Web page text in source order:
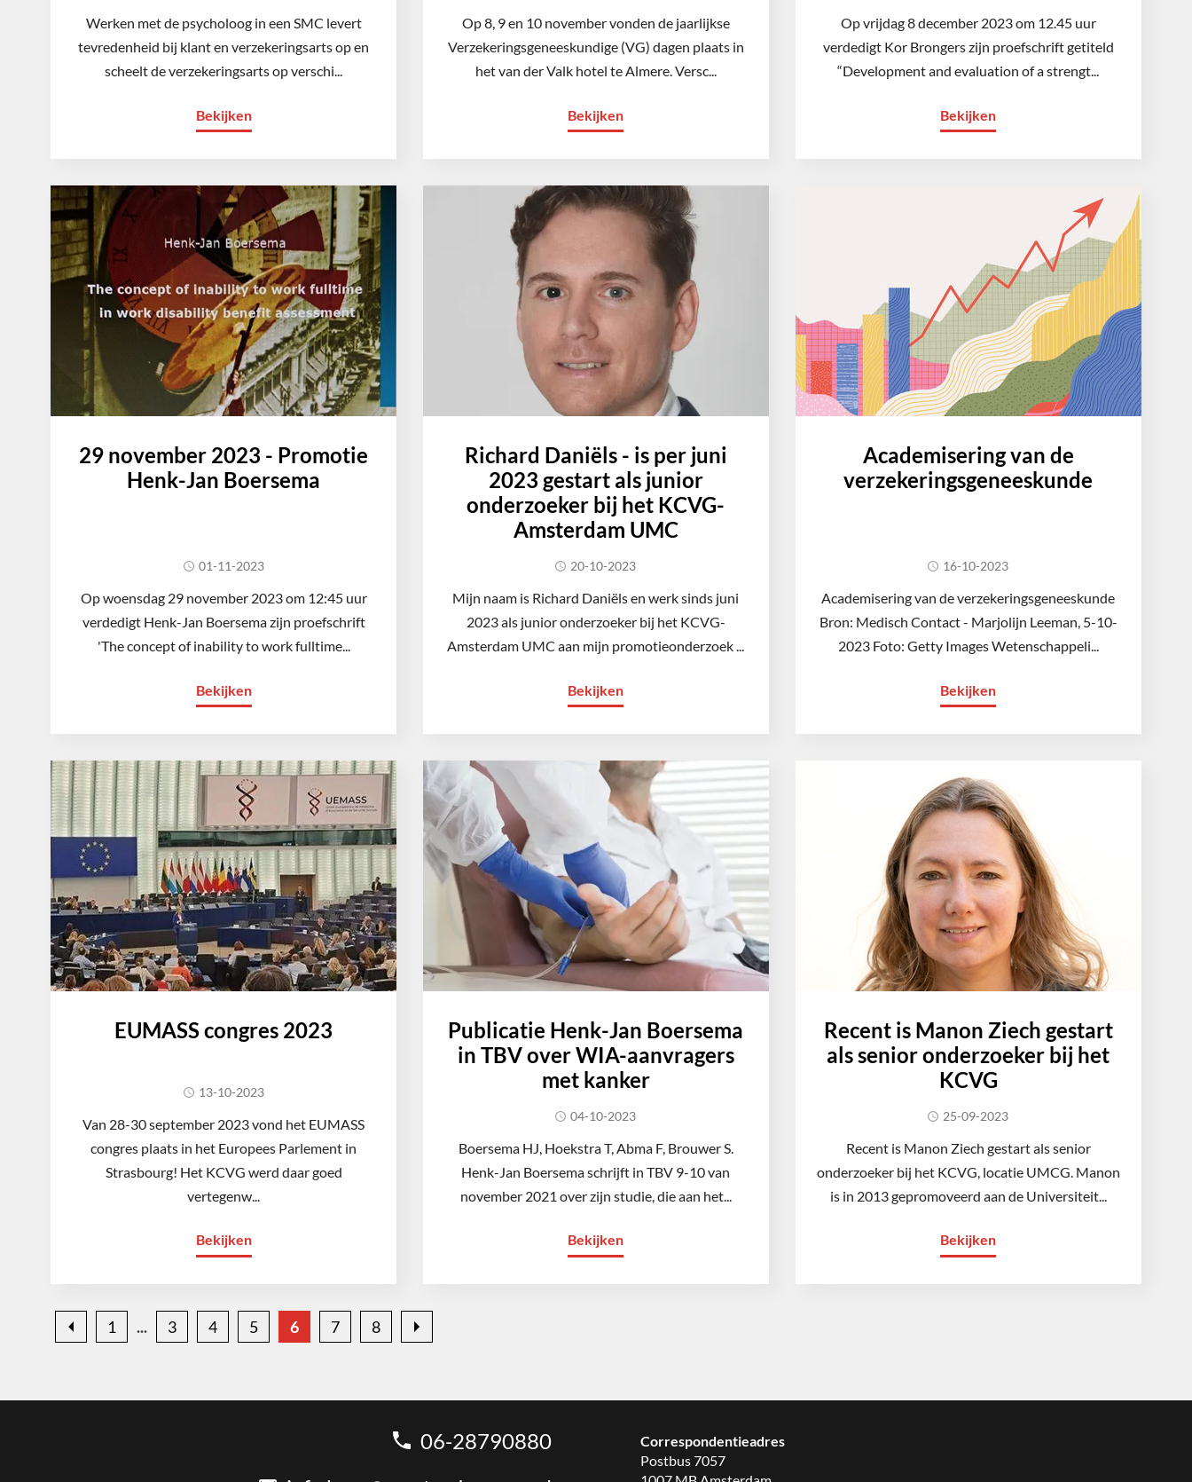
Werken met de psycholoog in een SMC levert
tevredenheid bij klant en verzekeringsarts op en
scheelt de verzekeringsarts op verschi...
Bekijken
Op 8, 9 en 10 november vonden de jaarlijkse
Verzekeringsgeneeskundige (VG) dagen plaats in
het van der Valk hotel te Almere. Versc...
Bekijken
Op vrijdag 8 december 2023 om 12.45 uur
verdedigt Kor Brongers zijn proefschrift getiteld
“Development and evaluation of a strengt...
Bekijken
29 november 2023 - Promotie
Henk-Jan Boersema
01-11-2023
Op woensdag 29 november 2023 om 12:45 uur
verdedigt Henk-Jan Boersema zijn proefschrift
'The concept of inability to work fulltime...
Bekijken
Richard Daniëls - is per juni
2023 gestart als junior
onderzoeker bij het KCVG-
Amsterdam UMC
20-10-2023
Mijn naam is Richard Daniëls en werk sinds juni
2023 als junior onderzoeker bij het KCVG-
Amsterdam UMC aan mijn promotieonderzoek ...
Bekijken
Academisering van de
verzekeringsgeneeskunde
16-10-2023
Academisering van de verzekeringsgeneeskunde
Bron: Medisch Contact - Marjolijn Leeman, 5-10-
2023 Foto: Getty Images Wetenschappeli...
Bekijken
EUMASS congres 2023
13-10-2023
Van 28-30 september 2023 vond het EUMASS
congres plaats in het Europees Parlement in
Strasbourg! Het KCVG werd daar goed
vertegenw...
Bekijken
Publicatie Henk-Jan Boersema
in TBV over WIA-aanvragers
met kanker
04-10-2023
Boersema HJ, Hoekstra T, Abma F, Brouwer S.
Henk-Jan Boersema schrijft in TBV 9-10 van
november 2021 over zijn studie, die aan het...
Bekijken
Recent is Manon Ziech gestart
als senior onderzoeker bij het
KCVG
25-09-2023
Recent is Manon Ziech gestart als senior
onderzoeker bij het KCVG, locatie UMCG. Manon
is in 2013 gepromoveerd aan de Universiteit...
Bekijken
1 3 4 5 6 7 8
06-28790880
Correspondentieadres
Postbus 7057